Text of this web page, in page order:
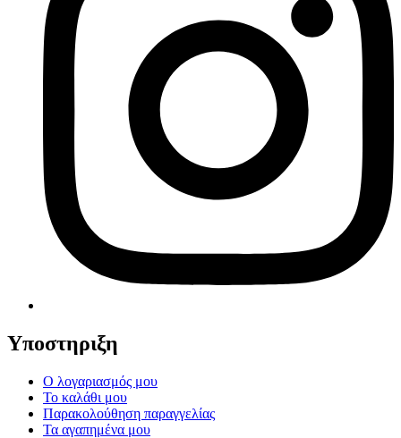
Υποστηριξη
Ο λογαριασμός μου
Το καλάθι μου
Παρακολούθηση παραγγελίας
Τα αγαπημένα μου